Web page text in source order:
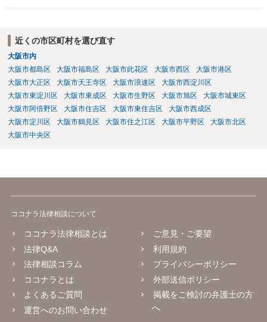
本件の言動が、これらに該当するかどうか、証拠に基づいて、子細な
きちんと追及されたい場合には、労働法にかなり詳しく、上記に関係
した法理等にも通じた弁護士等に相談し、法的に正確に分析してもら
い、今後の対応を検討するべきです。
近くの市区町村を選び直す
大阪市内
大阪市都島区
大阪市福島区 大阪市此花区 大阪市西区
大阪市港区
大阪市大正区
大阪市天王寺区 大阪市浪速区
大阪市西淀川区
大阪市東淀川区
大阪市東成区 大阪市生野区 大阪市旭区
大阪市城東区
大阪市阿倍野区
大阪市住吉区 大阪市東住吉区
大阪市西成区
大阪市淀川区
大阪市鶴見区 大阪市住之江区 大阪市平野区
大阪市北区
大阪市中央区
ココナラ法律相談について
ココナラ法律相談とは
法律Q&A
法律相談コラム
ココナラとは
よくあるご質問
運営へのお問い合わせ
ご意見・ご要望
利用規約
プライバシーポリシー
外部送信ポリシー
掲載をご検討の弁護士の方
へ